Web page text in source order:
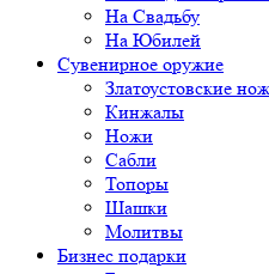
На Свадьбу
На Юбилей
Сувенирное оружие
Златоустовские
Кинжалы
Ножи
Сабли
Топоры
Шашки
Молитвы
Бизнес подарки